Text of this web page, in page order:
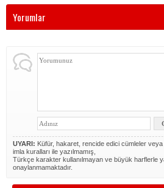
Yorumlar
UYARI: Küfür, hakaret, rencide edici cümleler veya
imla kuralları ile yazılmamış,
Türkçe karakter kullanılmayan ve büyük harflerle
onaylanmamaktadır.